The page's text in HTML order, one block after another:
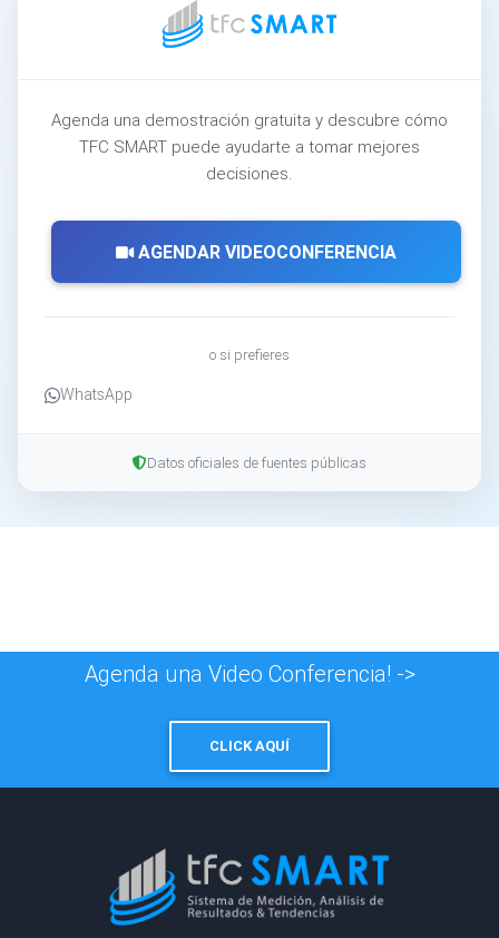
Agenda una demostración gratuita y descubre cómo
TFC SMART puede ayudarte a tomar mejores
decisiones.
AGENDAR VIDEOCONFERENCIA
o si prefieres
WhatsApp
Datos oficiales de fuentes públicas
Agenda una Video Conferencia! ->
CLICK AQUÍ